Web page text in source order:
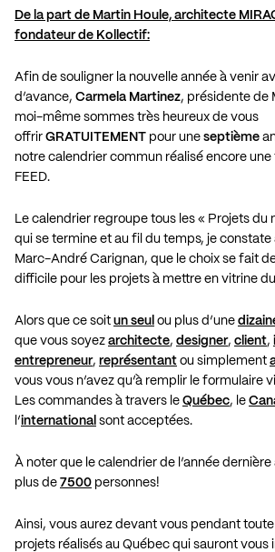
De la part de Martin Houle, architecte
fondateur de Kollectif:
Afin de souligner la nouvelle année à venir
d’avance, Carmela Martinez, présidente de
moi-même sommes très heureux de vous
offrir GRATUITEMENT pour une septième
notre calendrier commun réalisé encore une
FEED.
Le calendrier regroupe tous les « Projets du
qui se termine et au fil du temps, je
Marc-André Carignan, que le choix se fait
difficile pour les projets à mettre en vitrine
Alors que ce soit un seul ou plus d’une
que vous soyez architecte, designer, client,
entrepreneur, représentant ou simplement
vous vous n’avez qu’à remplir le formulaire
Les commandes à travers le Québec, le
l’international sont acceptées.
À noter que le calendrier de l’année
plus de 7500 personnes!
Ainsi, vous aurez devant vous pendant toute
projets réalisés au Québec qui sauront vous